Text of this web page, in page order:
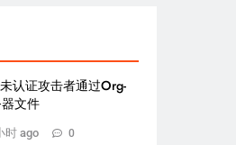
认证攻击者通过Org-
文件
时 ago 0